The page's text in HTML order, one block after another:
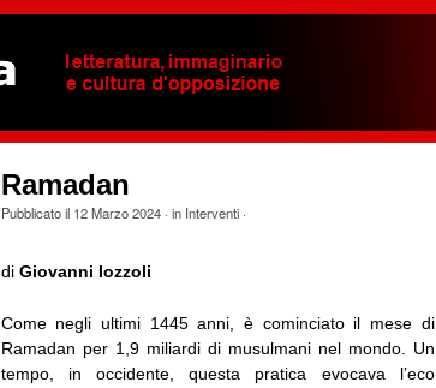
Ramadan
Pubblicato il 12 Marzo 2024· in Interventi·
di Giovanni Iozzoli
Come negli ultimi 1445 anni, è cominciato il mese di
Ramadan per 1,9 miliardi di musulmani nel mondo. Un
tempo, in occidente, questa pratica evocava l’eco